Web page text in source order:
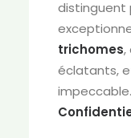
distinguent
trichomes,
éclatants,